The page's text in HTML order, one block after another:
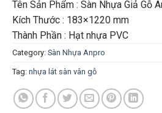
Tên Sản Phẩm : Sàn Nhựa Giả Gỗ
Kích Thước : 183×1220 mm
Thành Phần : Hạt nhựa PVC
Category: Sàn Nhựa Anpro
Tag: nhựa lát sàn vân gỗ